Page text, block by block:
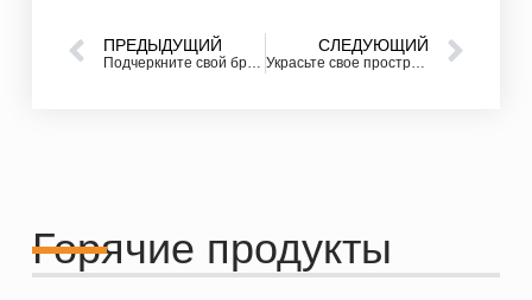
ПРЕДЫДУЩИЙ
Подчеркните свой бренд с помощью напольных ковриков с индивидуальным логотипом
СЛЕДУЮЩИЙ
Украсьте свое пространство на открытом воздухе стильными и прочными коврами
Горячие продукты